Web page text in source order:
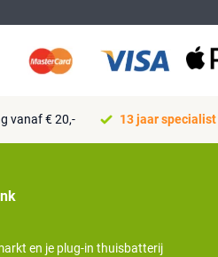
vanaf € 20,- 13 jaar specialist
en je plug-in thuisbatterij